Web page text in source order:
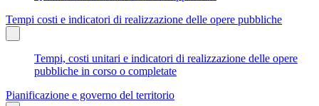
Tempi costi e indicatori di realizzazione delle opere pubbliche
Tempi, costi unitari e indicatori di realizzazione delle opere
pubbliche in corso o completate
Pianificazione e governo del territorio